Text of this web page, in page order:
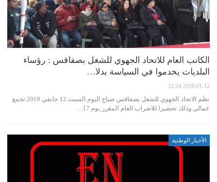
الكاتب العام للاتحاد الجهوي للشغل بصفاقس : رؤساء
البلديات يخدموا في السياسة بدلا…
2019-01-12 12:34
نظم الاتحاد الجهوي للشعل بصفاقس صباح اليوم السبت 12 جانفي 2019 تجمع
عمالي وذلك تحضيرا للاضراب العام المقرر يوم 17…
الأخبار الوطنية